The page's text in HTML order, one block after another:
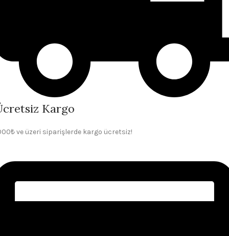
Kargo
ve üzeri siparişlerde kargo ücretsiz!